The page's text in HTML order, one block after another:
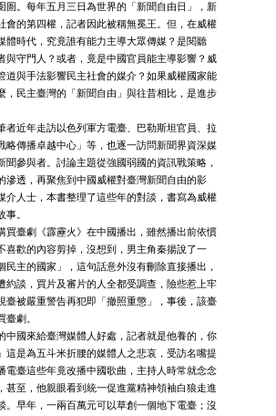
圄。每年五月三日為世界的「新聞自由日」，新
會的第四權，記者因此被稱無冕王。但，在威權
體時代，究竟誰有能力主導大眾傳媒？是閱聽
與守門人？或者，竟是中國官員能主導影響？威
道與手法影響民主社會的媒介？如果威權國家能
，民主臺灣的「新聞自由」與往昔相比，是進步
者近年走訪以色列軍方電臺、巴勒斯坦官員、拉
略傳播卓越中心」等，也逐一訪問新聞界資深媒
聞參與者。討論主題從強國弱國的資訊戰策略，
滲透，再聚焦到中國威權對臺灣新聞自由的影
介人士，本書整理了這些年的對談，書寫為威權
事。
買臺劇《霹靂火》在中國播出，雖然播出前依慣
喜歡的內容剪掉，沒想到，男主角秦揚說了一
民主的國家」，這句話意外沒有刪除直接播出，
約談，買片及審片的人全都受調查，險些惹上牢
臺被嚴重警告再犯即「撤照重懲」，事後，該臺
臺劇。
中國來給臺灣媒體人好處，記者就是他養的，你
這是為五斗米折腰的媒體人之悲哀，受訪名嘴提
電臺這些年竟改播中國歌曲，主持人時常就念念
甚至，他親眼看到統一促進黨精神領袖白狼走進
。早年，一兩百萬元可以草創一個地下電臺；沒